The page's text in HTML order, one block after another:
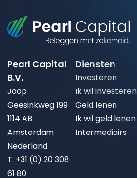
Pearl Capital
B.V.
Joop
Geesinkweg 199
1114 AB
Amsterdam
Nederland
T. +31 (0) 20 308
61 80
Diensten
Investeren
Ik wil investeren
Geld lenen
Ik wil geld lenen
Intermediairs